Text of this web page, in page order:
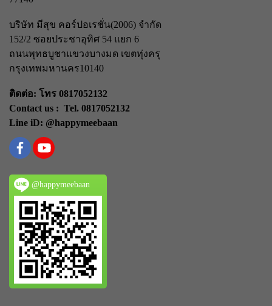
บริษัท มีสุข คอร์ปอเรชั่น(2006) จำกัด
152/2 ซอยประชาอุทิศ 54 แยก 6
ถนนพุทธบูชาแขวงบางมด เขตทุ่งครุ
กรุงเทพมหานคร10140
ติดต่อ: โทร 0817052132
Contact us : Tel. 0817052132
Line iD: @happymeebaan
@happymeebaan